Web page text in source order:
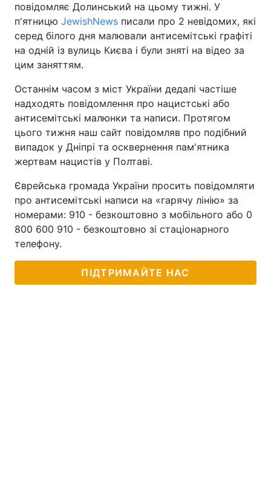
повідомляє Долинський на цьому тижні. У
п'ятницю JewishNews писали про 2 невідомих, які
серед білого дня малювали антисемітські графіті
на одній із вулиць Києва і були зняті на відео за
цим заняттям.
Останнім часом з міст України дедалі частіше
надходять повідомлення про нацистські або
антисемітські малюнки та написи. Протягом
цього тижня наш сайт повідомляв про подібний
випадок у Дніпрі та осквернення пам'ятника
жертвам нацистів у Полтаві.
Єврейська громада України просить повідомляти
про антисемітські написи на «гарячу лінію» за
номерами: 910 - безкоштовно з мобільного або 0
800 600 910 - безкоштовно зі стаціонарного
телефону.
ПІДТРИМАЙТЕ НАС